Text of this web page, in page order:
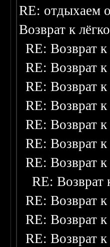
RE: отдыхаем
Возврат к
RE: Возврат
RE: Возврат
RE: Возврат
RE: Возврат
RE: Возврат
RE: Возврат
RE: Возврат
RE: Возврат
RE: Возврат
RE: Возврат
RE: Возврат